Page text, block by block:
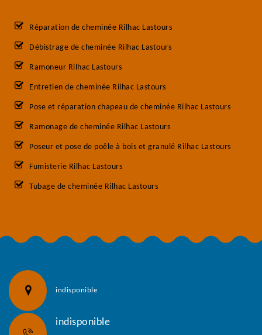
Réparation de cheminée Rilhac Lastours
Débistrage de cheminée Rilhac Lastours
Ramoneur Rilhac Lastours
Entretien de cheminée Rilhac Lastours
Pose et réparation chapeau de cheminée Rilhac Lastours
Ramonage de cheminée Rilhac Lastours
Poseur et pose de poêle à bois et granulé Rilhac Lastours
Fumisterie Rilhac Lastours
Tubage de cheminée Rilhac Lastours
indisponible
indisponible